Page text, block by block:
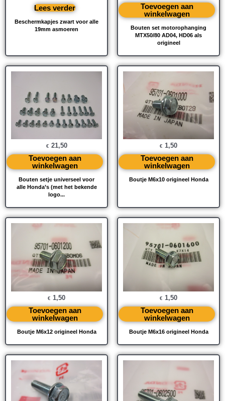
Beschermkapjes zwart voor alle
19mm asmoeren
Lees verder
Bouten set motorophanging
MTX50/80 AD04, HD06 als
origineel
Toevoegen aan
winkelwagen
Bouten setje universeel voor
alle Honda’s (met het bekende
logo...
€ 21,50
Toevoegen aan
winkelwagen
Boutje M6x10 origineel Honda
€ 1,50
Toevoegen aan
winkelwagen
Boutje M6x12 origineel Honda
€ 1,50
Toevoegen aan
winkelwagen
Boutje M6x16 origineel Honda
€ 1,50
Toevoegen aan
winkelwagen